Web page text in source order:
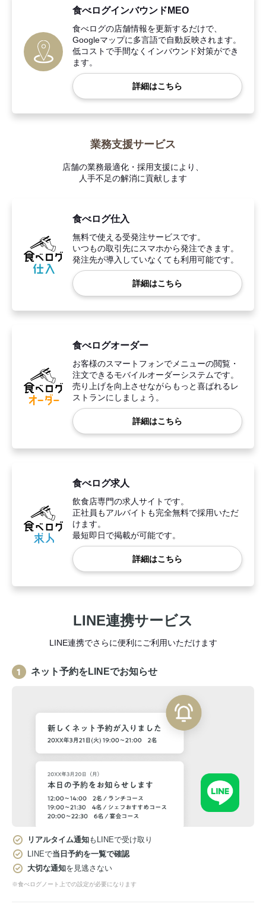
食べログインバウンドMEO
食べログの店舗情報を更新するだけで、
Googleマップに多言語で自動反映されます。
低コストで手間なくインバウンド対策ができ
ます。
詳細はこちら
業務支援サービス
店舗の業務最適化・採用支援により、
人手不足の解消に貢献します
食べログ仕入
無料で使える受発注サービスです。
いつもの取引先にスマホから発注できます。
発注先が導入していなくても利用可能です。
詳細はこちら
食べログオーダー
お客様のスマートフォンでメニューの閲覧・
注文できるモバイルオーダーシステムです。
売り上げを向上させながらもっと喜ばれるレ
ストランにしましょう。
詳細はこちら
食べログ求人
飲食店専門の求人サイトです。
正社員もアルバイトも完全無料で採用いただ
けます。
最短即日で掲載が可能です。
詳細はこちら
LINE連携サービス
LINE連携でさらに便利にご利用いただけます
ネット予約をLINEでお知らせ
リアルタイム通知もLINEで受け取り
LINEで当日予約を一覧で確認
大切な通知を見逃さない
※食べログノート上での設定が必要になります